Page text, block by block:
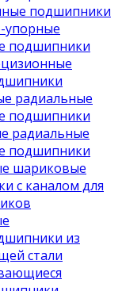
подшипники
упорные
подшипники
радиальные
подшипники
радиальные
подшипники
шариковые
с каналом для
из
стали